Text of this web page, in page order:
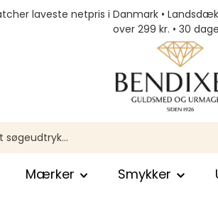
laveste netpris i Danmark •
over 299 kr. • 30
Mærker Smykker